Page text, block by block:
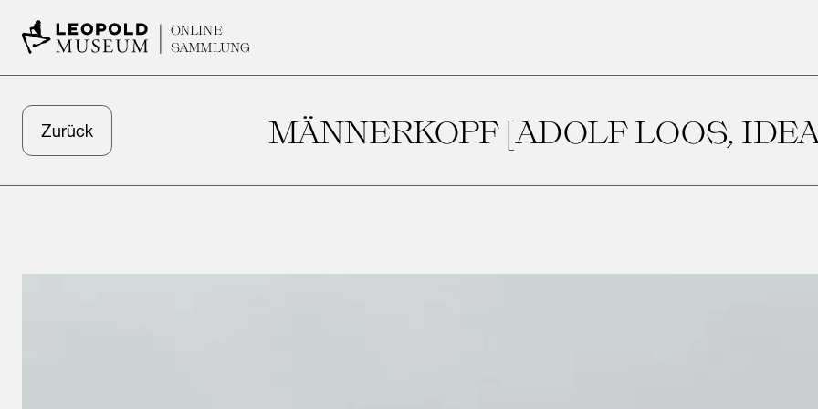
ONLINE
SAMMLUNG
Zurück MÄNNERKOPF [ADOLF LOOS,